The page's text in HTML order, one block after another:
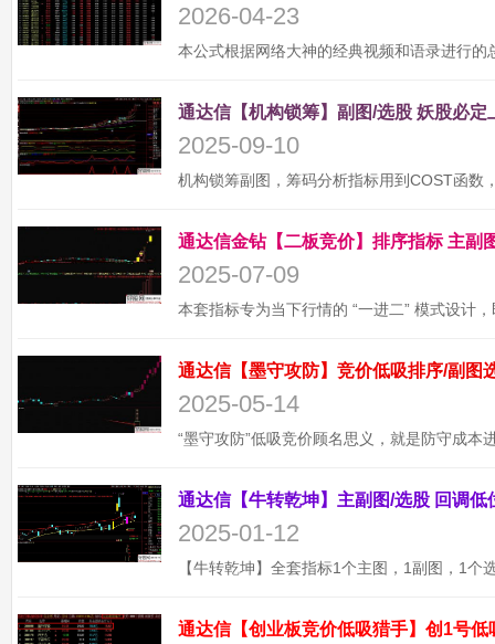
2026-04-23
2025-09-10
2025-07-09
2025-05-14
2025-01-12
通达信【创业板竞价低吸猎手】创1号